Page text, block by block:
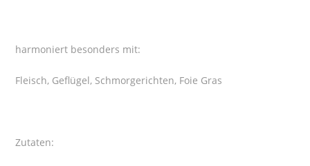
harmoniert besonders mit:
Fleisch, Geflügel, Schmorgerichten, Foie Gras
Zutaten: